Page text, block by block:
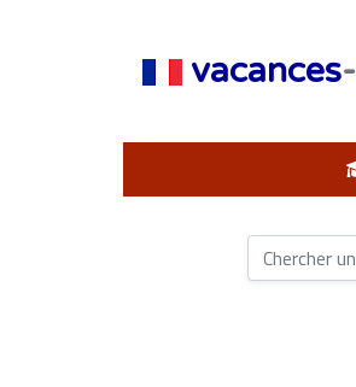
vacances-